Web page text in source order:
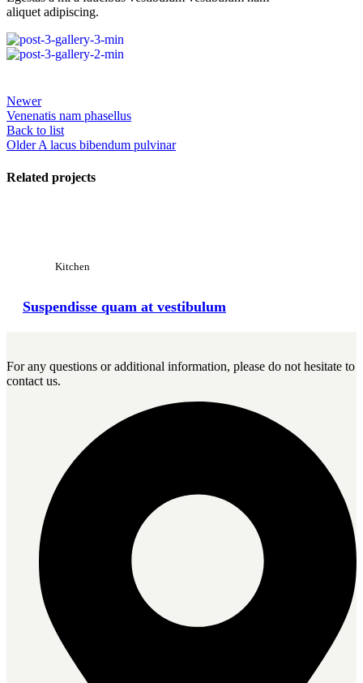
aliquet adipiscing.
Newer
Venenatis nam phasellus
Back to list
Older A lacus bibendum pulvinar
Related projects
Kitchen
Suspendisse quam at vestibulum
For any questions or additional information, please do not hesitate to
contact us.